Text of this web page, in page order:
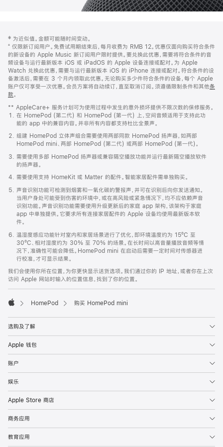
页
页
脚
注
‡ 为近似值。金额可能随时间变动。
⁺ 仅限新订阅用户。免费试用期结束后，每月收费为 RMB 12。优惠仅面向购买符合条件
的新设备的 Apple Music 新订阅用户限时提供。要兑换此优惠，需要将符合条件的音
频设备与运行最新版本 iOS 或 iPadOS 的 Apple 设备连接或配对。为 Apple
Watch 兑换此优惠，需要与运行最新版本 iOS 的 iPhone 连接或配对。符合条件的设
备激活后，需要在 3 个月内领取此优惠。无论购买多少件符合条件的设备，每个 Apple
账户仅可享受一次优惠。会员方案将自动续订，直至取消订阅。须遵循限制条件和其他条
款。
窗
口
中
打
开)
** AppleCare+ 服务计划可为使用过程中发生的意外损坏提供不限次数的保修服务。
在 HomePod (第二代) 和 HomePod (第一代) 上，空间音频适用于支持此功
能的 app 中的兼容内容。并非所有内容都支持杜比全景声。
组建 HomePod 立体声组合需要使用两部同款 HomePod 扬声器，如两部
HomePod mini、两部 HomePod (第二代) 或两部 HomePod (第一代)。
需要使用多部 HomePod 扬声器或兼容隔空播放功能并运行最新隔空播放软件
的扬声器。
需要使用支持 HomeKit 或 Matter 的配件。智能家居配件需单独购买。
声音识别功能可检测到烟雾和一氧化碳的警报声，并可在识别后向你发送通知。
当用户身处可能受到伤害的环境中，或在高风险或紧急情况下，均不应依赖声音
识别功能。声音识别功能需要使用升级更新后的家庭 app 架构，该架构于家庭
app 中单独提供。它要求所有连接家居配件的 Apple 设备均使用最新版本软
件。
温湿度感应功能针对室内和家居场景进行了优化，即环境温度约为 15ºC 至
30ºC、相对湿度约为 30% 至 70% 的场景。在长时间以高音量播放音频等情
况下，准确性可能会降低。HomePod mini 在启动后需要一定时间对传感器进
行校准，才可显示结果。
我们会使用你所在位置，为你更快显示送货选项。我们通过你的 IP 地址，或者你在上次
访问 Apple 网站时输入的位置信息，找到了你的位置。
HomePod 购买 HomePod mini
选购及了解
Apple 钱包
账户
娱乐
Apple Store 商店
商务应用
教育应用